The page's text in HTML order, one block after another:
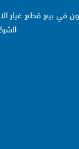
في بيع قطع غيار